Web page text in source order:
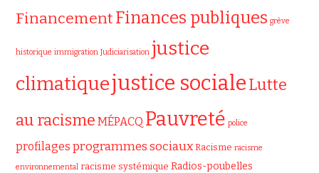
FinancementFinances publiques grève
historique immigration Judiciarisation justice
climatiquejustice socialeLutte
au racisme MÉPACQ Pauvreté police
profilages programmes sociaux Racisme racisme
environnemental racisme systémique Radios-poubelles